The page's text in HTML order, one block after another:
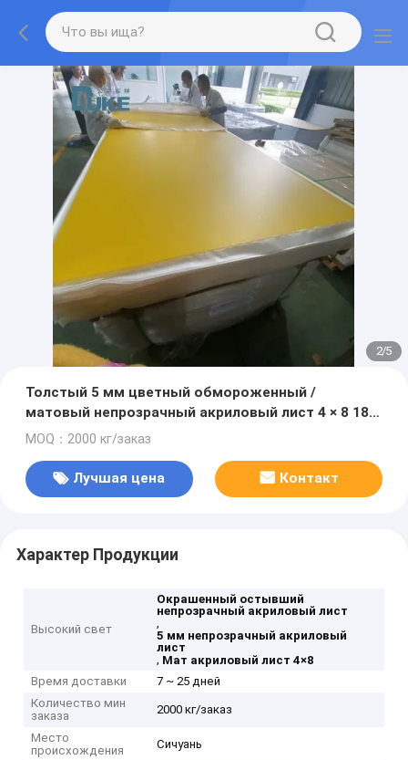
2/5
Толстый 5 мм цветный обмороженный /
матовый непрозрачный акриловый лист 4 × 8 18 ×
24 24 × 36 для отображения
MOQ：2000 кг/заказ
Лучшая цена Контакт
Характер Продукции
Высокий свет
Окрашенный остывший
непрозрачный акриловый лист
,
5 мм непрозрачный акриловый
лист
, Мат акриловый лист 4×8
Время доставки
7 ~ 25 дней
Количество мин
заказа
2000 кг/заказ
Место
происхождения
Сичуань